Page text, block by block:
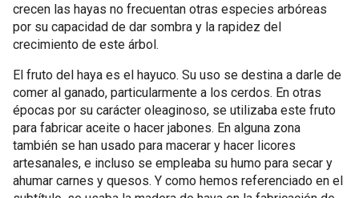
crecen las hayas no frecuentan otras especies arbóreas
por su capacidad de dar sombra y la rapidez del
crecimiento de este árbol.
El fruto del haya es el hayuco. Su uso se destina a darle de
comer al ganado, particularmente a los cerdos. En otras
épocas por su carácter oleaginoso, se utilizaba este fruto
para fabricar aceite o hacer jabones. En alguna zona
también se han usado para macerar y hacer licores
artesanales, e incluso se empleaba su humo para secar y
ahumar carnes y quesos. Y como hemos referenciado en el